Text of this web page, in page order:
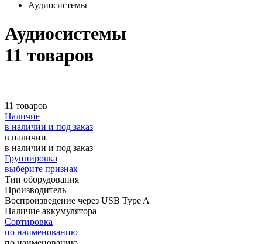
Аудиосистемы
Аудиосистемы
11 товаров
11 товаров
Наличие
в наличии и под заказ
в наличии
в наличии и под заказ
Группировка
выберите признак
Тип оборудования
Производитель
Воспроизведение через USB Type A
Наличие аккумулятора
Сортировка
по наименованию